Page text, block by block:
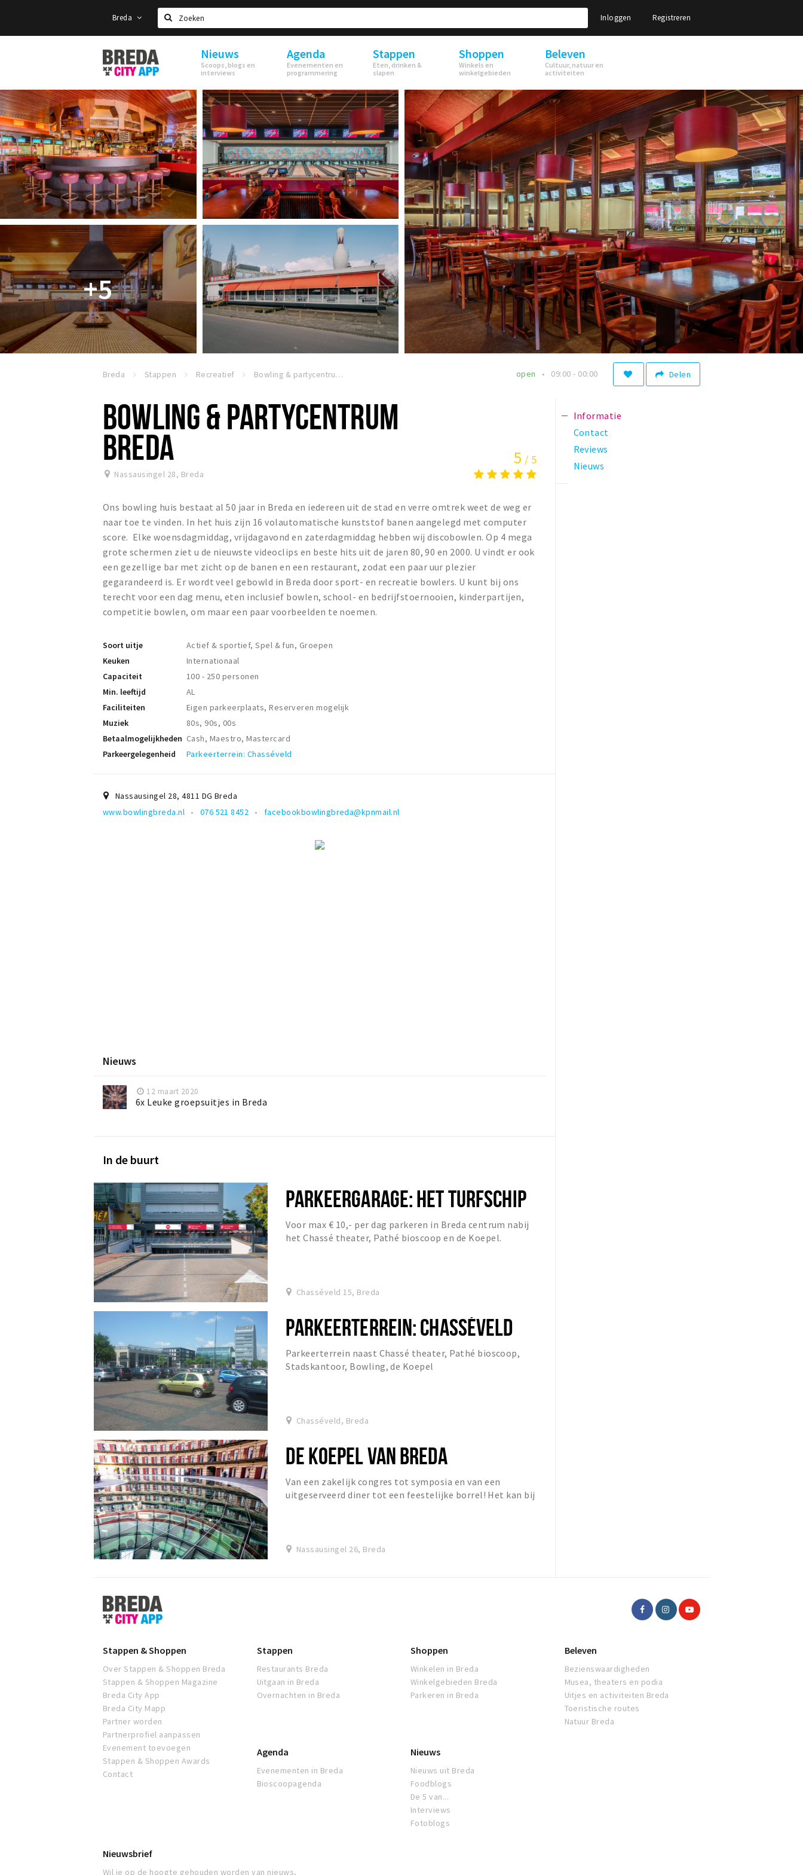
Breda
Zoeken
Inloggen Registreren
Stappen
&
Shoppen
Breda
Nieuws
Scoops, blogs en
interviews
Agenda
Evenementen en
programmering
Stappen
Eten, drinken &
slapen
Shoppen
Winkels en
winkelgebieden
Beleven
Cultuur, natuur en
activiteiten
+5
Breda Stappen Recreatief Bowling & partycentrum Breda Delen
open 09:00 - 00:00
BOWLING & PARTYCENTRUM
BREDA
Nassausingel 28, Breda
5 / 5
Ons bowling huis bestaat al 50 jaar in Breda en iedereen uit de stad en verre omtrek weet de weg er
naar toe te vinden. In het huis zijn 16 volautomatische kunststof banen aangelegd met computer
score. Elke woensdagmiddag, vrijdagavond en zaterdagmiddag hebben wij discobowlen. Op 4 mega
grote schermen ziet u de nieuwste videoclips en beste hits uit de jaren 80, 90 en 2000. U vindt er ook
een gezellige bar met zicht op de banen en een restaurant, zodat een paar uur plezier
gegarandeerd is. Er wordt veel gebowld in Breda door sport- en recreatie bowlers. U kunt bij ons
terecht voor een dag menu, eten inclusief bowlen, school- en bedrijfstoernooien, kinderpartijen,
competitie bowlen, om maar een paar voorbeelden te noemen.
Soort uitje
Actief & sportief, Spel & fun, Groepen
Keuken
Internationaal
Capaciteit
100 - 250 personen
Min. leeftijd
AL
Faciliteiten
Eigen parkeerplaats, Reserveren mogelijk
Muziek
80s, 90s, 00s
Betaalmogelijkheden Cash, Maestro, Mastercard
Parkeergelegenheid
Parkeerterrein: Chasséveld
Nassausingel 28,4811 DG Breda
www.bowlingbreda.nl
076 521 8452 facebookbowlingbreda@kpnmail.nl
Nieuws
12 maart 2020
6x Leuke groepsuitjes in Breda
In de buurt
PARKEERGARAGE: HET TURFSCHIP
Voor max € 10,- per dag parkeren in Breda centrum nabij
het Chassé theater, Pathé bioscoop en de Koepel.
Chasséveld 15, Breda
PARKEERTERREIN: CHASSÉVELD
Parkeerterrein naast Chassé theater, Pathé bioscoop,
Stadskantoor, Bowling, de Koepel
Chasséveld, Breda
DE KOEPEL VAN BREDA
Van een zakelijk congres tot symposia en van een
uitgeserveerd diner tot een feestelijke borrel! Het kan bij
Nassausingel 26, Breda
Informatie
Contact
Reviews
Nieuws
Stappen
&
Shoppen
Stappen & Shoppen
Over Stappen & Shoppen Breda
Stappen & Shoppen Magazine
Breda City App
Breda City Mapp
Partner worden
Partnerprofiel aanpassen
Evenement toevoegen
Stappen & Shoppen Awards
Contact
Stappen
Restaurants Breda
Uitgaan in Breda
Overnachten in Breda
Shoppen
Winkelen in Breda
Winkelgebieden Breda
Parkeren in Breda
Beleven
Bezienswaardigheden
Musea, theaters en podia
Uitjes en activiteiten Breda
Toeristische routes
Natuur Breda
Agenda
Evenementen in Breda
Bioscoopagenda
Nieuws
Nieuws uit Breda
Foodblogs
De 5 van...
Interviews
Fotoblogs
Nieuwsbrief
Wil je op de hoogte gehouden worden van nieuws,